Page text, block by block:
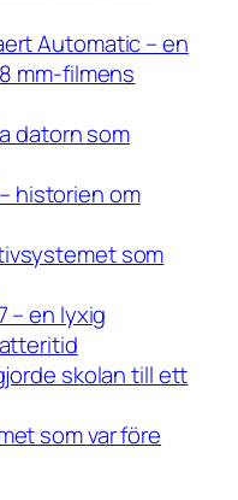
Automatic – en
mm-filmens
datorn som
historien om
som
– en lyxig
skolan till ett
som var före